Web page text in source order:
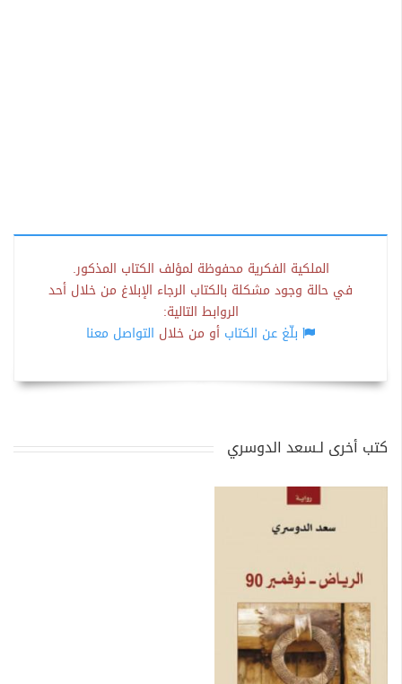
الملكية الفكرية محفوظة لمؤلف الكتاب المذكور.
في حالة وجود مشكلة بالكتاب الرجاء الإبلاغ من خلال أحد
الروابط التالية:
بلّغ عن الكتاب أو من خلال التواصل معنا
كتب أخرى لـسعد الدوسري